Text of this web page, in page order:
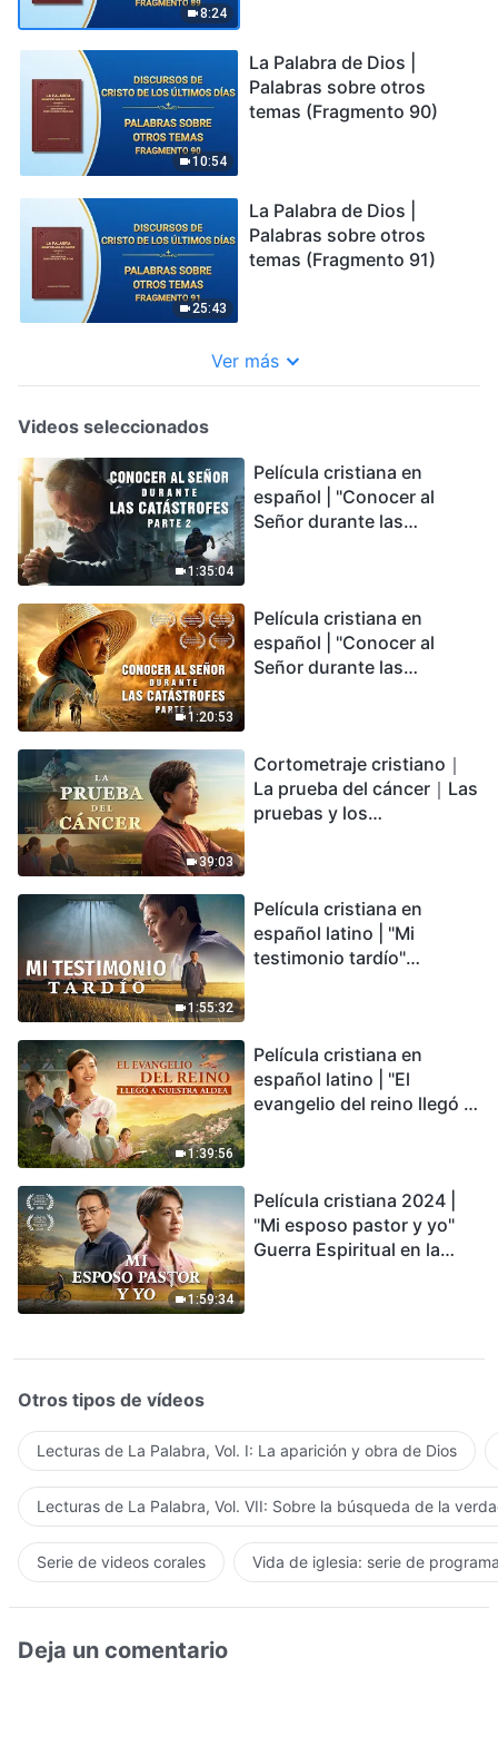
8:24
10:54
La Palabra de Dios |
Palabras sobre otros
temas (Fragmento 90)
25:43
La Palabra de Dios |
Palabras sobre otros
temas (Fragmento 91)
Ver más
Videos seleccionados
1:35:04
Película cristiana en
español | "Conocer al
Señor durante las
podemos sobrevivir?
1:20:53
Película cristiana en
español | "Conocer al
Señor durante las
encontrarás refugio?
39:03
Cortometraje cristiano｜
La prueba del cáncer｜Las
pruebas y los
1:55:32
Película cristiana en
español latino | "Mi
testimonio tardío"
conmovedor
1:39:56
Película cristiana en
español latino | "El
evangelio del reino llegó a
1:59:34
Película cristiana 2024 |
"Mi esposo pastor y yo"
Guerra Espiritual en la
Otros tipos de vídeos
Lecturas de La Palabra, Vol. I: La aparición y obra de Dios
Lecturas de La Palabra, Vol. VII: Sobre la búsqueda de la
Serie de videos corales Vida de iglesia: serie de
Deja un comentario